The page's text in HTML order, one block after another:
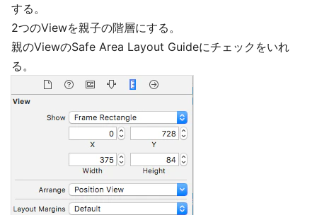
する。
2つのViewを親子の階層にする。
親のViewのSafe Area Layout Guideにチェックをいれ
る。